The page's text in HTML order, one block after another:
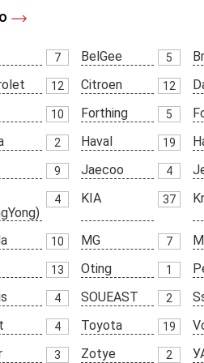
7 BelGee 5
12 Citroen 12
10 Forthing 5
2 Haval 19
9 Jaecoo 4
4 KIA 37
10 MG 7
13 Oting 1
4 SOUEAST 2
4 Toyota 19
3 Zotye 2